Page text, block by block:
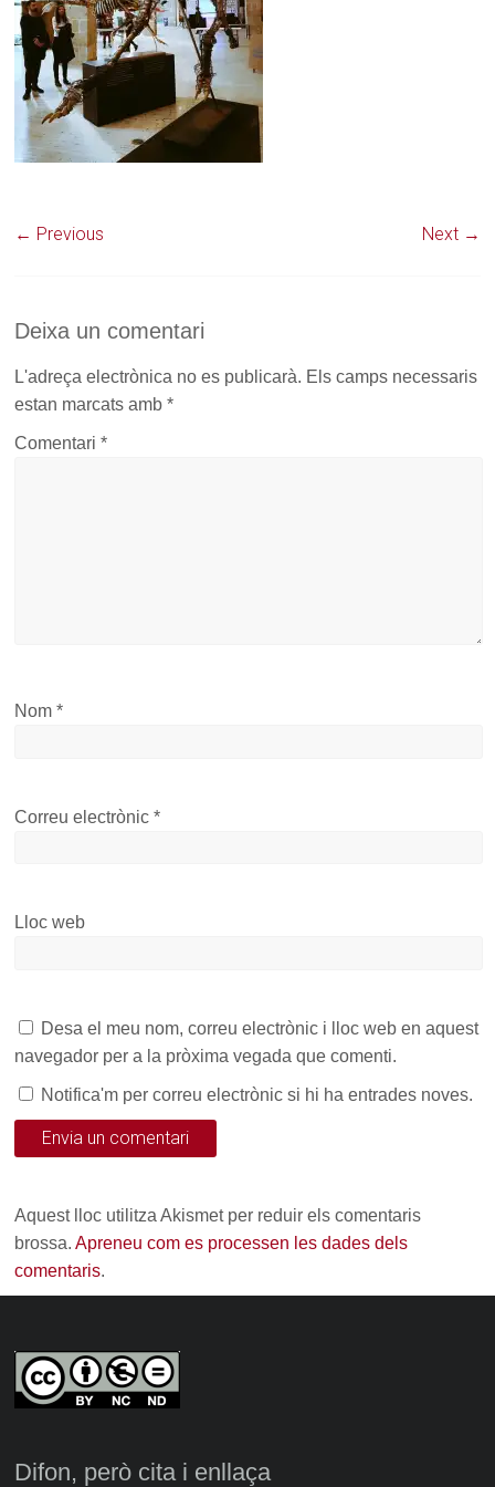
← Previous Next →
Deixa un comentari
L'adreça electrònica no es publicarà. Els camps necessaris
estan marcats amb*
Comentari*
Nom*
Correu electrònic*
Lloc web
Desa el meu nom, correu electrònic i lloc web en aquest
navegador per a la pròxima vegada que comenti.
Notifica'm per correu electrònic si hi ha entrades noves.
Aquest lloc utilitza Akismet per reduir els comentaris
brossa.Apreneu com es processen les dades dels
comentaris.
Difon, però cita i enllaça